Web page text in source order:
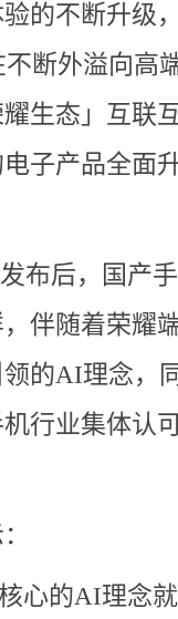
的不断升级
断外溢向高
生态」互联
子产品全面
布后，国产
伴随着荣耀
的AI理念，
行业集体认
心的AI理念